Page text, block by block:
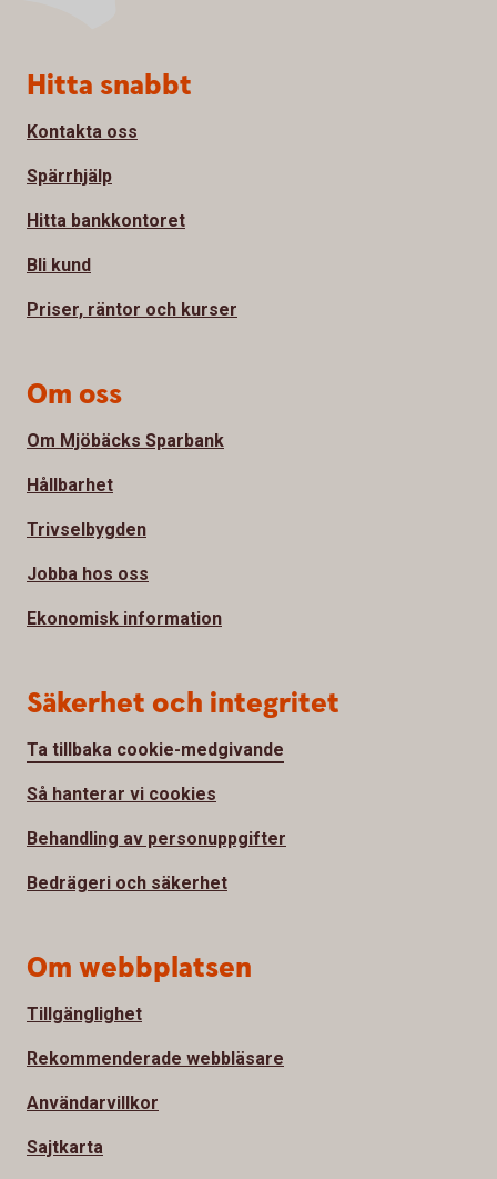
Sidfot
Hitta snabbt
Kontakta oss
Spärrhjälp
Hitta bankkontoret
Bli kund
Priser, räntor och kurser
Om oss
Om Mjöbäcks Sparbank
Hållbarhet
Trivselbygden
Jobba hos oss
Ekonomisk information
Säkerhet och integritet
Ta tillbaka cookie-medgivande
Så hanterar vi cookies
Behandling av personuppgifter
Bedrägeri och säkerhet
Om webbplatsen
Tillgänglighet
Rekommenderade webbläsare
Användarvillkor
Sajtkarta